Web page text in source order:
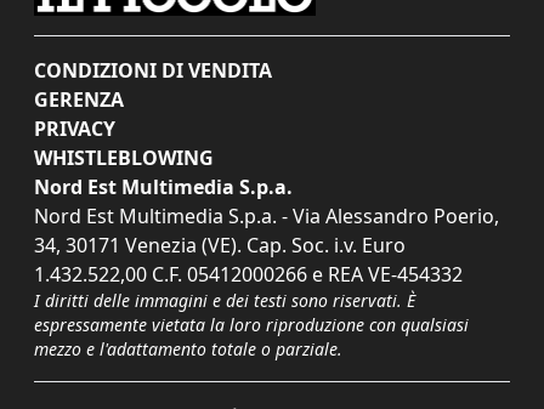
CONDIZIONI DI VENDITA
GERENZA
PRIVACY
WHISTLEBLOWING
Nord Est Multimedia S.p.a.
Nord Est Multimedia S.p.a. - Via Alessandro Poerio,
34, 30171 Venezia (VE). Cap. Soc. i.v. Euro
1.432.522,00 C.F. 05412000266 e REA VE-454332
I diritti delle immagini e dei testi sono riservati. È
espressamente vietata la loro riproduzione con qualsiasi
mezzo e l'adattamento totale o parziale.